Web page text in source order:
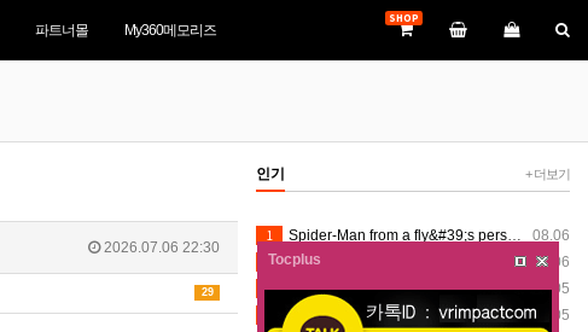
SHOP
파트너몰 My360메모리즈
2026.07.06 22:30
29
인기 + 더보기
08.06
1
Spider-Man from a fly&#39;s perspective VR360
08.06
2
Spider-Man from a fly&#39;s perspective VR360
08.05
3
VR360 Stately Stroll after the drone show 8K (8-1-2026) - Silver Dollar City (Insta360 X5)
08.05
VR360 Mystic River Falls Scenes 8K (8-1-2026) - Silver Dollar City (Insta360 X5)
Tocplus